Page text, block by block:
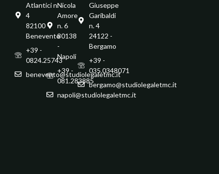
Atlantici n.
4
82100 -
Benevento
+39 -
0824.25743
benevento@studiolegaletmc.it
Nicola
Amore
n. 6
80138
-
Napoli
+39 -
081.283885
napoli@studiolegaletmc.it
Giuseppe
Garibaldi
n. 4
24122 -
Bergamo
+39 -
035.0348071
bergamo@studiolegaletmc.it